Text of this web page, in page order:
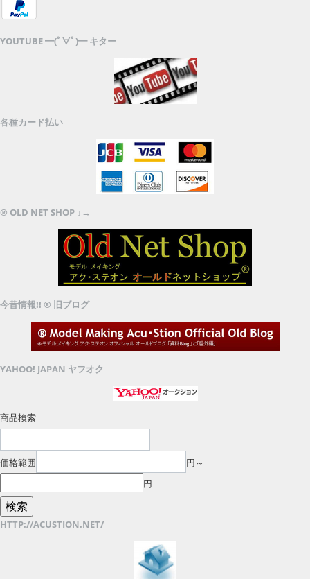
YOUTUBE ━(ﾟ∀ﾟ)━ キター
各種カード払い
® OLD NET SHOP ↓→
今昔情報!! ® 旧ブログ
YAHOO! JAPAN ヤフオク
商品検索
価格範囲
円～
円
HTTP://ACUSTION.NET/